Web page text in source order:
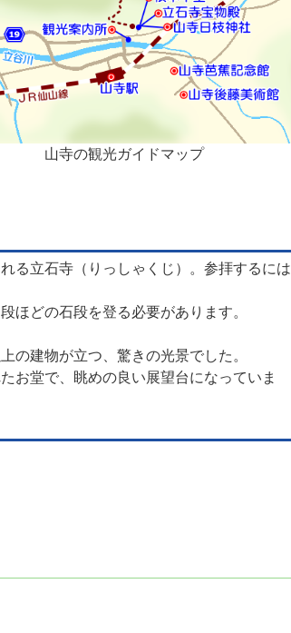
山寺の観光ガイドマップ
る立石寺（りっしゃくじ）。参拝するには
ほどの石段を登る必要があります。
の建物が立つ、驚きの光景でした。
お堂で、眺めの良い展望台になっていま